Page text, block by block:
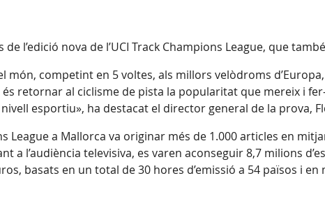
l’edició nova de l’UCI Track Champions League, que
món, competint en 5 voltes, als millors velòdroms
retornar al ciclisme de pista la popularitat que mereix i
esportiu», ha destacat el director general de la prova,
League a Mallorca va originar més de 1.000 articles en
a l’audiència televisiva, es varen aconseguir 8,7 milions
basats en un total de 30 hores d’emissió a 54 països i en